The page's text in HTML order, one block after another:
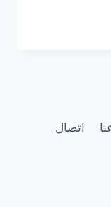
اتصال